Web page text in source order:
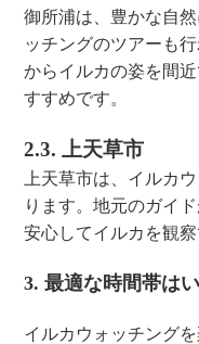
御所浦は、豊かな自
ッチングのツアーも
からイルカの姿を間
すすめです。
2.3. 上天草市
上天草市は、イルカ
ります。地元のガイ
安心してイルカを観察
3. 最適な時間帯は
イルカウォッチング